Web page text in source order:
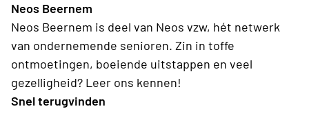
Neos Beernem
Neos Beernem is deel van Neos vzw, hét netwerk
van ondernemende senioren. Zin in toffe
ontmoetingen, boeiende uitstappen en veel
gezelligheid? Leer ons kennen!
Snel terugvinden